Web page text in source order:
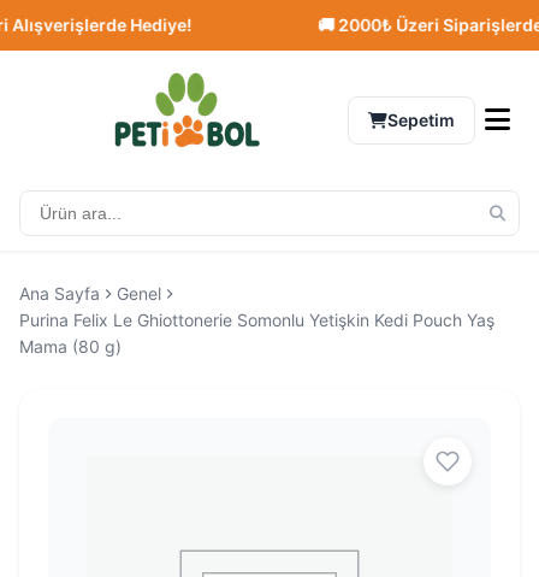
Hediye! 🚚 2000₺ Üzeri Siparişlerde
Sepetim
Ana Sayfa
Genel
Purina Felix Le Ghiottonerie Somonlu Yetişkin Kedi Pouch Yaş
Mama (80 g)